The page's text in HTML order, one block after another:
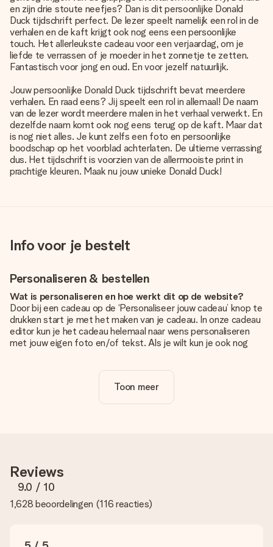
en zijn drie stoute neefjes? Dan is dit persoonlijke Donald
Duck tijdschrift perfect. De lezer speelt namelijk een rol in de
verhalen en de kaft krijgt ook nog eens een persoonlijke
touch. Het allerleukste cadeau voor een verjaardag, om je
liefde te verrassen of je moeder in het zonnetje te zetten.
Fantastisch voor jong en oud. En voor jezelf natuurlijk.
Jouw persoonlijke Donald Duck tijdschrift bevat meerdere
verhalen. En raad eens? Jij speelt een rol in allemaal! De naam
van de lezer wordt meerdere malen in het verhaal verwerkt. En
dezelfde naam komt ook nog eens terug op de kaft. Maar dat
is nog niet alles. Je kunt zelfs een foto en persoonlijke
boodschap op het voorblad achterlaten. De ultieme verrassing
dus. Het tijdschrift is voorzien van de allermooiste print in
prachtige kleuren. Maak nu jouw unieke Donald Duck!
Info voor je bestelt
Personaliseren & bestellen
Wat is personaliseren en hoe werkt dit op de website?
Door bij een cadeau op de ‘Personaliseer jouw cadeau’ knop te
drukken start je met het maken van je cadeau. In onze cadeau
editor kun je het cadeau helemaal naar wens personaliseren
met jouw eigen foto en/of tekst. Als je wilt kun je ook nog
Is personalisatie in de prijs inbegrepen?
De prijs die op de website wordt getoond is inclusief de
te gebruiken. Als je niet zeker bent over de kwaliteit van je
foto, neem dan contact op met onze klantenservice en stuur
je foto mee met het cadeau dat je wilt bestellen. Zij kunnen
de kwaliteit dan voor je controleren!
Je kan gebruik maken van JPG en PNG bestanden om te
Toon meer
Reviews
9.0 / 10
1,628 beoordelingen (116 reacties)